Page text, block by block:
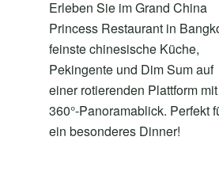
Erleben Sie im Grand China
Princess Restaurant in
feinste chinesische Küche,
Pekingente und Dim Sum auf
einer rotierenden Plattform mit
360°-Panoramablick. Perfekt
ein besonderes Dinner!